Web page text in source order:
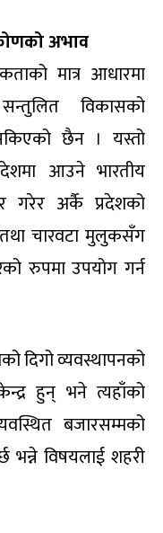
अभाव
मात्र आधारमा
विकासको
छैन । यस्तो
आउने भारतीय
गरेर अर्कै प्रदेशको
चारवटा मुलुकसँग
रुपमा उपयोग गर्न
दिगो व्यवस्थापनको
हुन् भने त्यहाँको
बजारसम्मको
भन्ने विषयलाई शहरी